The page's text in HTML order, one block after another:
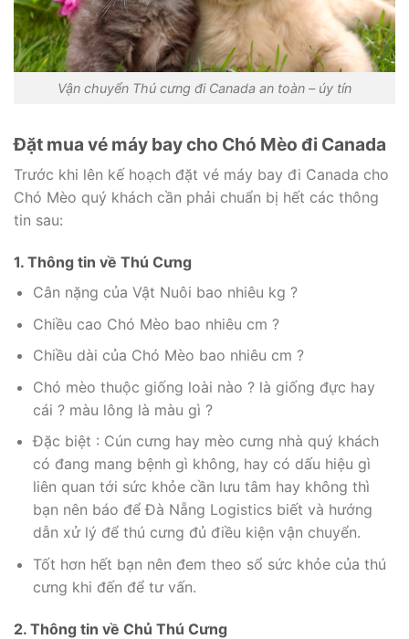
Vận chuyển Thú cưng đi Canada an toàn – úy tín
Đặt mua vé máy bay cho Chó Mèo đi Canada
Trước khi lên kế hoạch đặt vé máy bay đi Canada cho
Chó Mèo quý khách cần phải chuẩn bị hết các thông
tin sau:
1. Thông tin về Thú Cưng
Cân nặng của Vật Nuôi bao nhiêu kg ?
Chiều cao Chó Mèo bao nhiêu cm ?
Chiều dài của Chó Mèo bao nhiêu cm ?
Chó mèo thuộc giống loài nào ? là giống đực hay
cái ? màu lông là màu gì ?
Đặc biệt : Cún cưng hay mèo cưng nhà quý khách
có đang mang bệnh gì không, hay có dấu hiệu gì
liên quan tới sức khỏe cần lưu tâm hay không thì
bạn nên báo để Đà Nẵng Logistics biết và hướng
dẫn xử lý để thú cưng đủ điều kiện vận chuyển.
Tốt hơn hết bạn nên đem theo sổ sức khỏe của thú
cưng khi đến để tư vấn.
2. Thông tin về Chủ Thú Cưng